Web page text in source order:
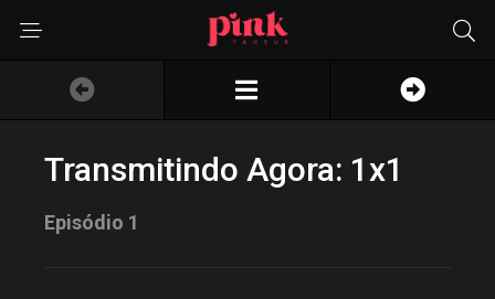
Transmitindo Agora: 1x1
Episódio 1